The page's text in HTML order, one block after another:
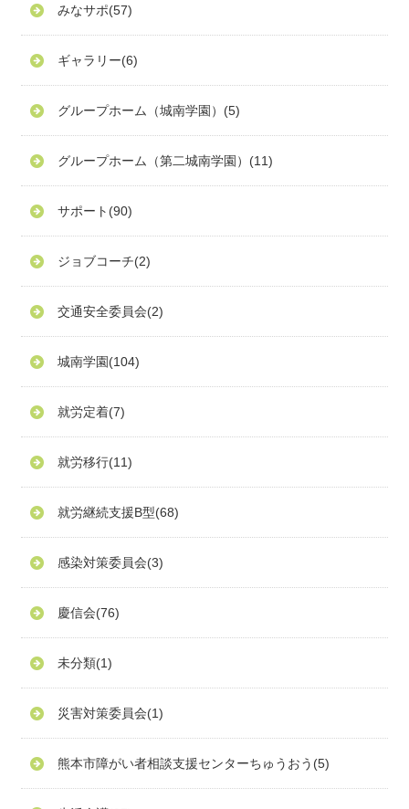
みなサポ(57)
ギャラリー(6)
グループホーム（城南学園） (5)
グループホーム（第二城南学園） (11)
サポート (90)
ジョブコーチ(2)
交通安全委員会(2)
城南学園(104)
就労定着(7)
就労移行(11)
就労継続支援B型(68)
感染対策委員会(3)
慶信会(76)
未分類(1)
災害対策委員会(1)
熊本市障がい者相談支援センターちゅうおう (5)